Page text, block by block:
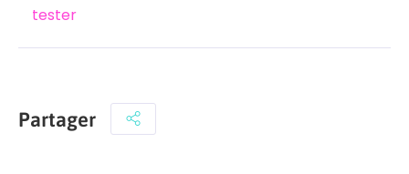
tester
Partager